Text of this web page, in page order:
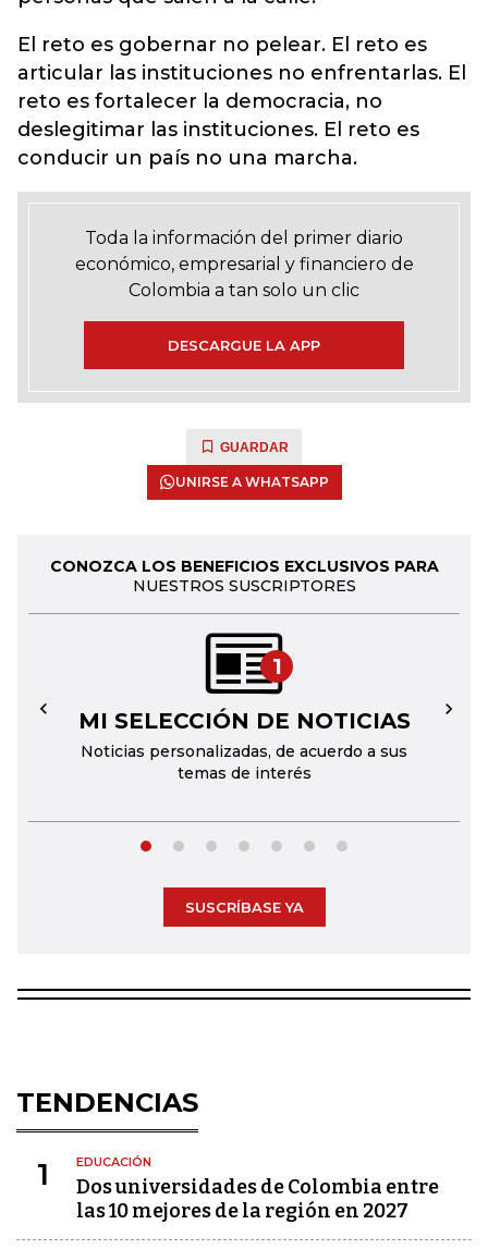
El reto es gobernar no pelear. El reto es
articular las instituciones no enfrentarlas. El
reto es fortalecer la democracia, no
deslegitimar las instituciones. El reto es
conducir un país no una marcha.
Toda la información del primer diario
económico, empresarial y financiero de
Colombia a tan solo un clic
DESCARGUE LA APP
GUARDAR
UNIRSE A WHATSAPP
CONOZCA LOS BENEFICIOS EXCLUSIVOS PARA
NUESTROS SUSCRIPTORES
1
MI SELECCIÓN DE NOTICIAS
Noticias personalizadas, de acuerdo a sus
temas de interés
← →
SUSCRÍBASE YA
TENDENCIAS
1 EDUCACIÓN
Dos universidades de Colombia entre
las 10 mejores de la región en 2027